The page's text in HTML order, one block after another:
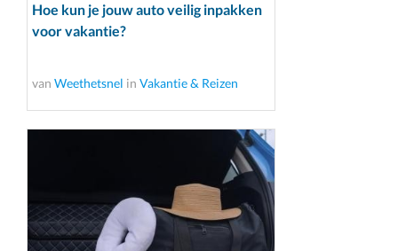
Hoe kun je jouw auto veilig inpakken
voor vakantie?
van Weethetsnel in Vakantie & Reizen